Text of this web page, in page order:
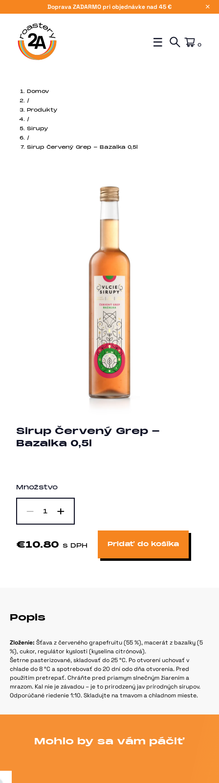
Doprava ZADARMO pri objednávke nad 45 € X
☰ 0
Domov
/
Produkty
/
Sirupy
/
Sirup Červený Grep - Bazalka 0,5l
Sirup Červený Grep -
Bazalka 0,5l
Množstvo
- 1 +
€10.80 s DPH Pridať do košíka
Popis
Zloženie: Šťava z červeného grapefruitu (55 %), macerát z bazalky (5
%), cukor, regulátor kyslosti (kyselina citrónová).
Šetrne pasterizované, skladovať do 25 °C. Po otvorení uchovať v
chlade do 8 °C a spotrebovať do 20 dní odo dňa otvorenia. Pred
použitím pretrepať. Chráňte pred priamym slnečným žiarením a
mrazom. Kal nie je závadou – je to prirodzený jav prírodných sirupov.
Odporúčané riedenie 1:10. Skladujte na tmavom a chladnom mieste.
Mohlo by sa vám páčiť